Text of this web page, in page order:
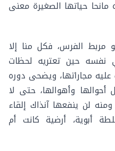
مانحا حياتها الصغيرة معنى
الفرس، فكل منا إلا
نفسه حين تعتريه لحظات
مجاراتها، ويضحى دوره
وأهوالها، حتى لا
لن ينفعها آنذاك إلقاء
أبوية، أرضية كانت أم